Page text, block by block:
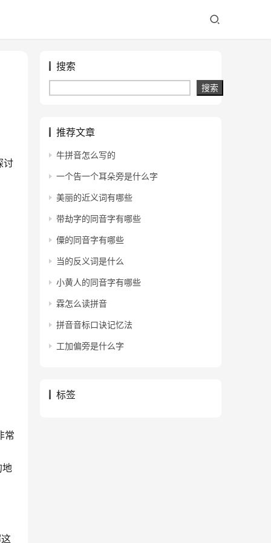
讨
常
地
搜索
搜索
推荐文章
牛拼音怎么写的
一个告一个耳朵旁是什么字
美丽的近义词有哪些
带劫字的同音字有哪些
僳的同音字有哪些
当的反义词是什么
小黄人的同音字有哪些
霖怎么读拼音
拼音音标口诀记忆法
工加偏旁是什么字
标签